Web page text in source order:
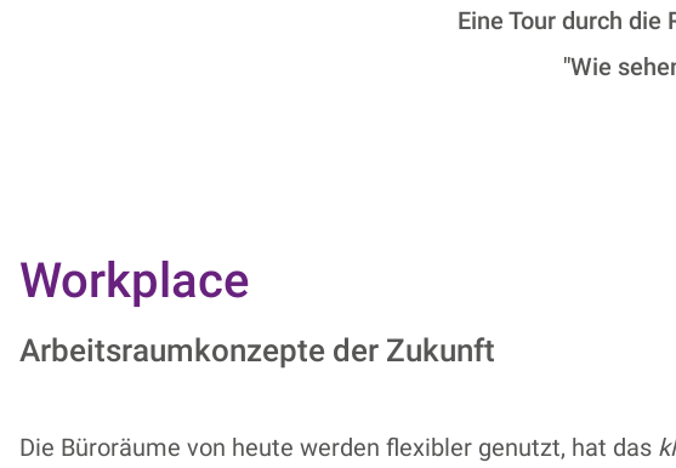
Eine Tour durch
"Wie
Workplace
Arbeitsraumkonzepte der Zukunft
Die Büroräume von heute werden flexibler genutzt, hat das